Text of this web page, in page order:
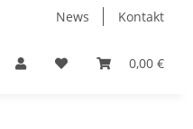
News Kontakt
0,00 €